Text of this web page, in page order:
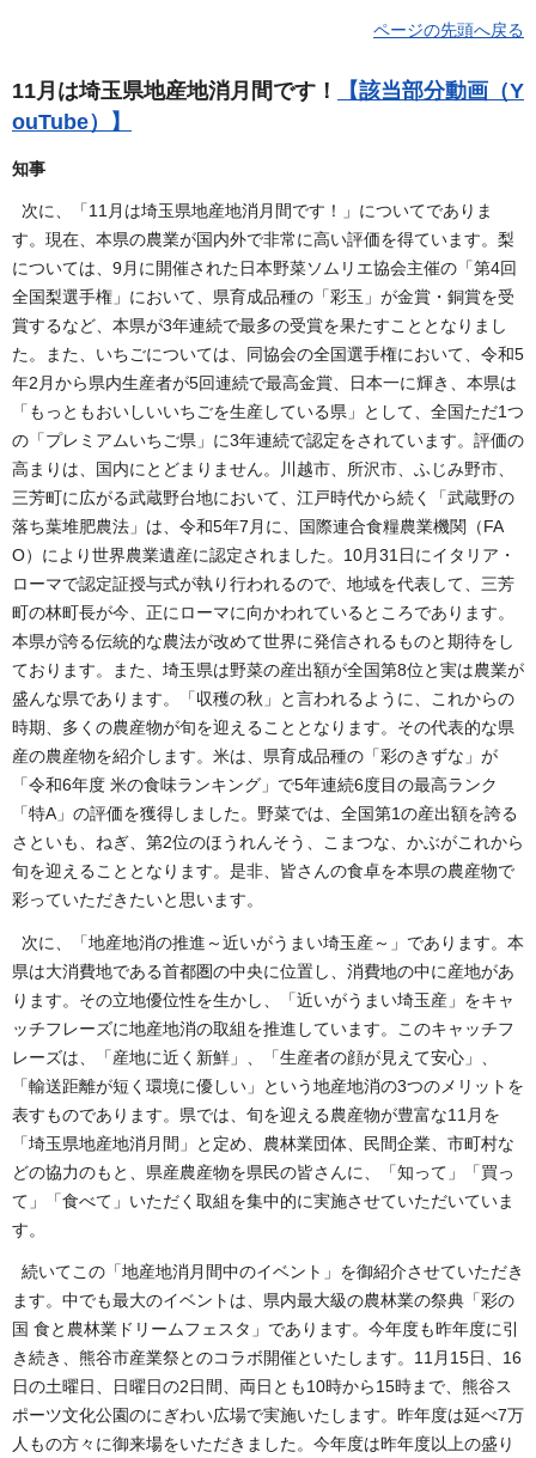
ページの先頭へ戻る
11月は埼玉県地産地消月間です！
【該当部分動画（Y
ouTube）】
知事
次に、「11月は埼玉県地産地消月間です！」についてでありま
す。現在、本県の農業が国内外で非常に高い評価を得ています。梨
については、9月に開催された日本野菜ソムリエ協会主催の「第4回
全国梨選手権」において、県育成品種の「彩玉」が金賞・銅賞を受
賞するなど、本県が3年連続で最多の受賞を果たすこととなりまし
た。また、いちごについては、同協会の全国選手権において、令和5
年2月から県内生産者が5回連続で最高金賞、日本一に輝き、本県は
「もっともおいしいいちごを生産している県」として、全国ただ1つ
の「プレミアムいちご県」に3年連続で認定をされています。評価の
高まりは、国内にとどまりません。川越市、所沢市、ふじみ野市、
三芳町に広がる武蔵野台地において、江戸時代から続く「武蔵野の
落ち葉堆肥農法」は、令和5年7月に、国際連合食糧農業機関（FA
O）により世界農業遺産に認定されました。10月31日にイタリア・
ローマで認定証授与式が執り行われるので、地域を代表して、三芳
町の林町長が今、正にローマに向かわれているところであります。
本県が誇る伝統的な農法が改めて世界に発信されるものと期待をし
ております。また、埼玉県は野菜の産出額が全国第8位と実は農業が
盛んな県であります。「収穫の秋」と言われるように、これからの
時期、多くの農産物が旬を迎えることとなります。その代表的な県
産の農産物を紹介します。米は、県育成品種の「彩のきずな」が
「令和6年度 米の食味ランキング」で5年連続6度目の最高ランク
「特A」の評価を獲得しました。野菜では、全国第1の産出額を誇る
さといも、ねぎ、第2位のほうれんそう、こまつな、かぶがこれから
旬を迎えることとなります。是非、皆さんの食卓を本県の農産物で
彩っていただきたいと思います。
次に、「地産地消の推進～近いがうまい埼玉産～」であります。本
県は大消費地である首都圏の中央に位置し、消費地の中に産地があ
ります。その立地優位性を生かし、「近いがうまい埼玉産」をキャ
ッチフレーズに地産地消の取組を推進しています。このキャッチフ
レーズは、「産地に近く新鮮」、「生産者の顔が見えて安心」、
「輸送距離が短く環境に優しい」という地産地消の3つのメリットを
表すものであります。県では、旬を迎える農産物が豊富な11月を
「埼玉県地産地消月間」と定め、農林業団体、民間企業、市町村な
どの協力のもと、県産農産物を県民の皆さんに、「知って」「買っ
て」「食べて」いただく取組を集中的に実施させていただいていま
す。
続いてこの「地産地消月間中のイベント」を御紹介させていただき
ます。中でも最大のイベントは、県内最大級の農林業の祭典「彩の
国 食と農林業ドリームフェスタ」であります。今年度も昨年度に引
き続き、熊谷市産業祭とのコラボ開催といたします。11月15日、16
日の土曜日、日曜日の2日間、両日とも10時から15時まで、熊谷ス
ポーツ文化公園のにぎわい広場で実施いたします。昨年度は延べ7万
人もの方々に御来場をいただきました。今年度は昨年度以上の盛り